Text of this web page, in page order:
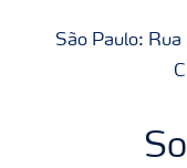
São Paulo: